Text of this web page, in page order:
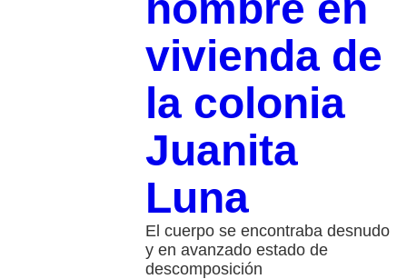
vivienda de
la colonia
Juanita
Luna
El cuerpo se encontraba desnudo
y en avanzado estado de
descomposición